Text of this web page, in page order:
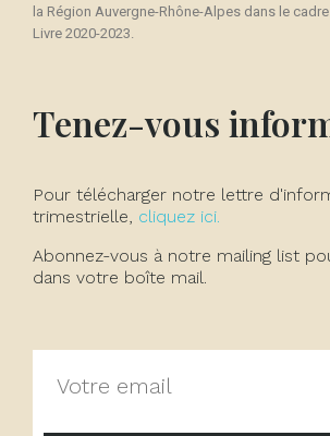
la Région Auvergne-Rhône-Alpes dans le
Livre 2020-2023.
Tenez-vous
Pour télécharger notre lettre
trimestrielle, cliquez ici.
Abonnez-vous à notre mailing list
dans votre boîte mail.